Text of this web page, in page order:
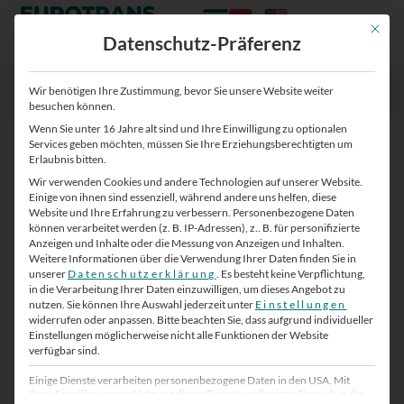
Zum
Zum
eurotrans-gmbh-logistikunternehmen-
oesterreich
VonEurotrans-Zugang/25. Oktober 2025
Mit
Datenschutz-Präferenz
Wir benötigen Ihre Zustimmung, bevor Sie unsere Website weiter
besuchen können.
Wenn Sie unter 16 Jahre alt sind und Ihre Einwilligung zu optionalen
Services geben möchten, müssen Sie Ihre Erziehungsberechtigten um
Erlaubnis bitten.
Wir verwenden Cookies und andere Technologien auf unserer Website.
Einige von ihnen sind essenziell, während andere uns helfen, diese
Website und Ihre Erfahrung zu verbessern. Personenbezogene Daten
können verarbeitet werden (z. B. IP-Adressen), z.. B. für personifizierte
Anzeigen und Inhalte oder die Messung von Anzeigen und Inhalten.
Weitere Informationen über die Verwendung Ihrer Daten finden Sie in
unserer Datenschutzerklärung . Es besteht keine Verpflichtung,
in die Verarbeitung Ihrer Daten einzuwilligen, um dieses Angebot zu
nutzen. Sie können Ihre Auswahl jederzeit unter Einstellungen
widerrufen oder anpassen. Bitte beachten Sie, dass aufgrund individueller
Einstellungen möglicherweise nicht alle Funktionen der Website
verfügbar sind.
Einige Dienste verarbeiten personenbezogene Daten in den USA. Mit
Ihrer Einwilligung zur Nutzung dieser Dienste wollenigen Sie auch in die